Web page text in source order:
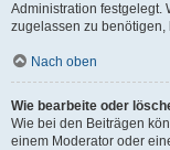
Administration festgelegt.
zugelassen zu benötigen,
Nach oben
Wie bearbeite oder
Wie bei den Beiträgen
einem Moderator oder